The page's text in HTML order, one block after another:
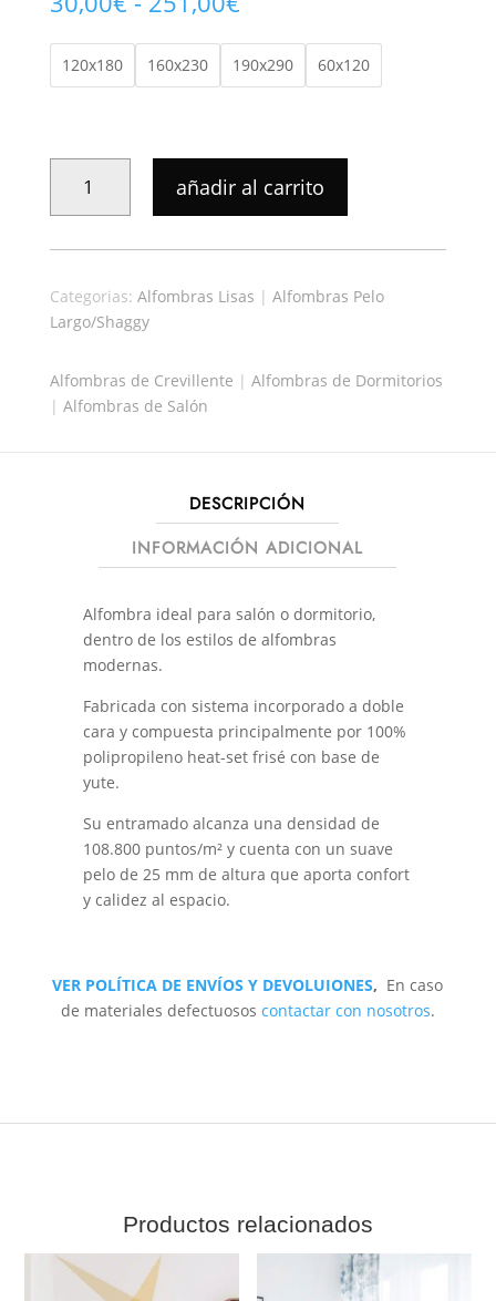
precios:
desde
251,00€
120x180 160x230 190x290 60x120
SHAGGY
ATLAS
LISO
36
CANTIDAD
añadir al carrito
Categorias: Alfombras Lisas | Alfombras Pelo
Largo/Shaggy
Alfombras de Crevillente | Alfombras de Dormitorios
| Alfombras de Salón
DESCRIPCIÓN
INFORMACIÓN ADICIONAL
Alfombra ideal para salón o dormitorio,
dentro de los estilos de alfombras
modernas.
Fabricada con sistema incorporado a doble
cara y compuesta principalmente por 100%
polipropileno heat-set frisé con base de
yute.
Su entramado alcanza una densidad de
108.800 puntos/m² y cuenta con un suave
pelo de 25 mm de altura que aporta confort
y calidez al espacio.
VER POLÍTICA DE ENVÍOS Y DEVOLUIONES, En caso
de materiales defectuosos contactar con nosotros.
Productos relacionados